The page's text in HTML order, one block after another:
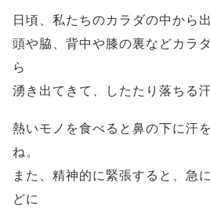
日頃、私たちのカラダの中から
頭や脇、背中や膝の裏などカラ
ら
湧き出てきて、したたり落ちる汗
熱いモノを食べると鼻の下に汗
ね。
また、精神的に緊張すると、急
どに